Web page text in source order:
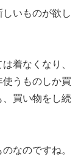
いものが欲し
着なくなり、
うものしか買
買い物をし続
なのですね。